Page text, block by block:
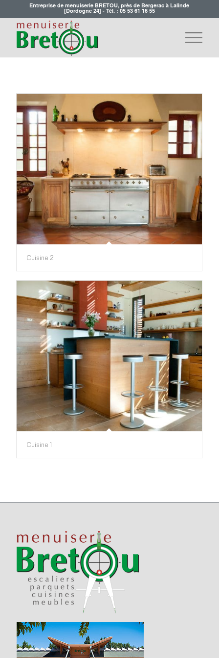
Entreprise de menuiserie BRETOU, près de Bergerac à Lalinde
[Dordogne 24] - Tél. :05 53 61 16 55
Cuisine 2
Cuisine 1